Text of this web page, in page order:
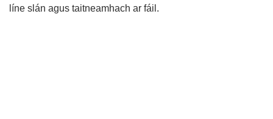
líne slán agus taitneamhach ar fáil.